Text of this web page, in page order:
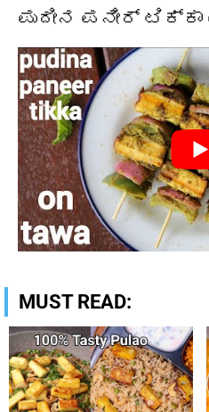
ಪುದೀನ ಪನೀರ್
MUST READ: